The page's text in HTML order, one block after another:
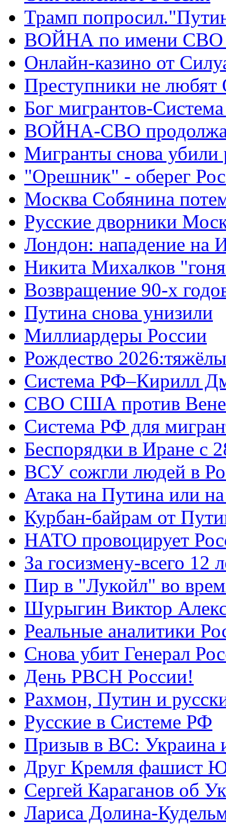
Трамп
ВОЙНА по имени СВО
Онлайн-казино от
Преступники не
Бог мигрантов-
ВОЙНА-СВО
Мигранты снова убили
"Орешник" - оберег
Москва Собянина
Русские дворники
Лондон: нападение на
Никита Михалков
Возвращение 90-х
Путина снова унизили
Миллиардеры России
Рождество
Система РФ–Кирилл
СВО США против
Система РФ для
Беспорядки в Иране с
ВСУ сожгли людей в
Атака на Путина или
Курбан-байрам от
НАТО провоцирует
За госизмену-всего 12
Пир в "Лукойл" во
Шурыгин Виктор
Реальные аналитики
Снова убит Генерал
День РВСН России!
Рахмон, Путин и
Русские в Системе РФ
Призыв в ВС: Украина
Друг Кремля фашист
Сергей Караганов об
Лариса Долина-